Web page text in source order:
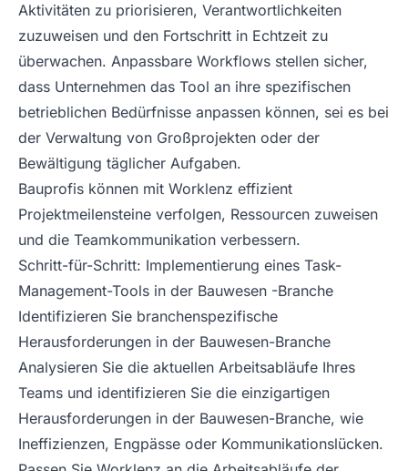
Aktivitäten zu priorisieren, Verantwortlichkeiten
zuzuweisen und den Fortschritt in Echtzeit zu
überwachen. Anpassbare Workflows stellen sicher,
dass Unternehmen das Tool an ihre spezifischen
betrieblichen Bedürfnisse anpassen können, sei es bei
der Verwaltung von Großprojekten oder der
Bewältigung täglicher Aufgaben.
Bauprofis können mit Worklenz effizient
Projektmeilensteine verfolgen, Ressourcen zuweisen
und die Teamkommunikation verbessern.
Schritt-für-Schritt: Implementierung eines Task-
Management-Tools in der Bauwesen -Branche
Identifizieren Sie branchenspezifische
Herausforderungen in der Bauwesen-Branche
Analysieren Sie die aktuellen Arbeitsabläufe Ihres
Teams und identifizieren Sie die einzigartigen
Herausforderungen in der Bauwesen-Branche, wie
Ineffizienzen, Engpässe oder Kommunikationslücken.